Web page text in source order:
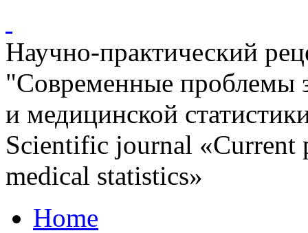
Научно-практический
"Современные проблемы
и медицинской
Scientific journal «Current
medical statistics»
Home